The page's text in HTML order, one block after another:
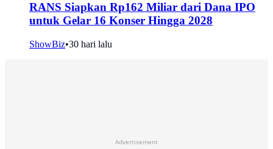
RANS Siapkan Rp162 Miliar dari Dana IPO
untuk Gelar 16 Konser Hingga 2028
ShowBiz•30 hari lalu
Advertisement